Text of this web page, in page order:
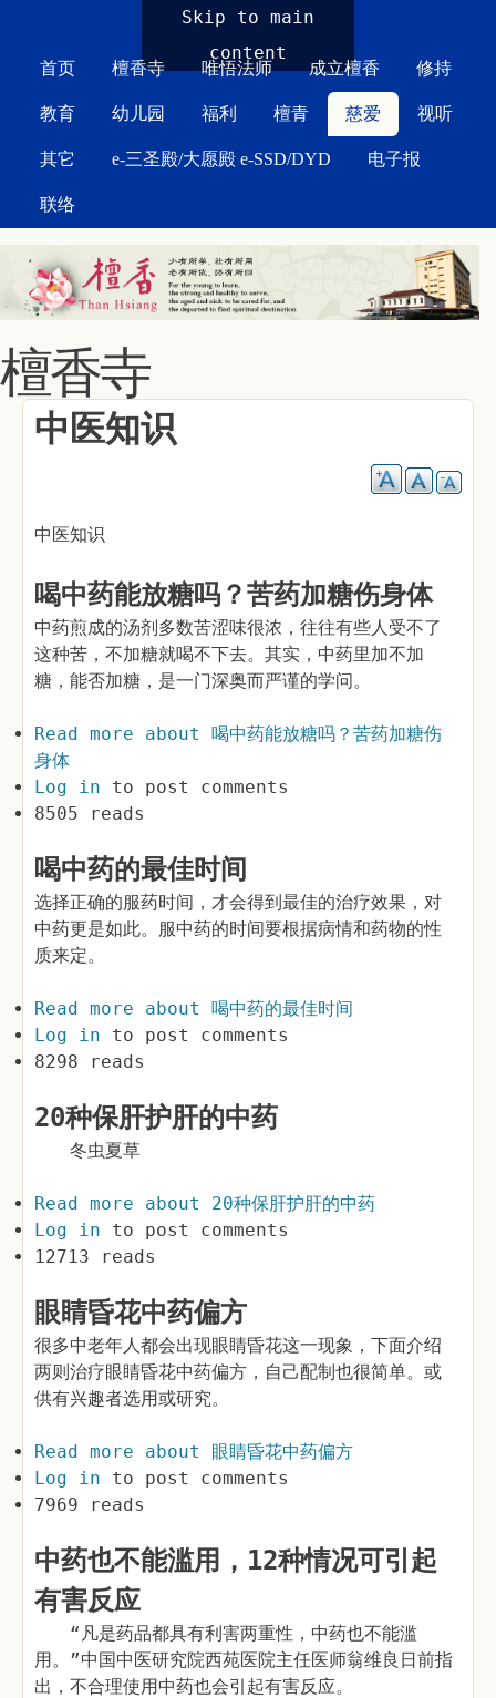
Skip to main
content
首页 檀香寺 唯悟法师 成立檀香 修持
教育 幼儿园 福利 檀青 慈爱 视听
其它 e-三圣殿/大愿殿 e-SSD/DYD 电子报
联络
檀香寺
中医知识
中医知识
喝中药能放糖吗？苦药加糖伤身体
中药煎成的汤剂多数苦涩味很浓，往往有些人受不了
这种苦，不加糖就喝不下去。其实，中药里加不加
糖，能否加糖，是一门深奥而严谨的学问。
Read more about 喝中药能放糖吗？苦药加糖伤
身体
Log in to post comments
8505 reads
喝中药的最佳时间
选择正确的服药时间，才会得到最佳的治疗效果，对
中药更是如此。服中药的时间要根据病情和药物的性
质来定。
Read more about 喝中药的最佳时间
Log in to post comments
8298 reads
20种保肝护肝的中药
冬虫夏草
Read more about 20种保肝护肝的中药
Log in to post comments
12713 reads
眼睛昏花中药偏方
很多中老年人都会出现眼睛昏花这一现象，下面介绍
两则治疗眼睛昏花中药偏方，自己配制也很简单。或
供有兴趣者选用或研究。
Read more about 眼睛昏花中药偏方
Log in to post comments
7969 reads
中药也不能滥用，12种情况可引起
有害反应
“凡是药品都具有利害两重性，中药也不能滥
用。”中国中医研究院西苑医院主任医师翁维良日前指
出，不合理使用中药也会引起有害反应。